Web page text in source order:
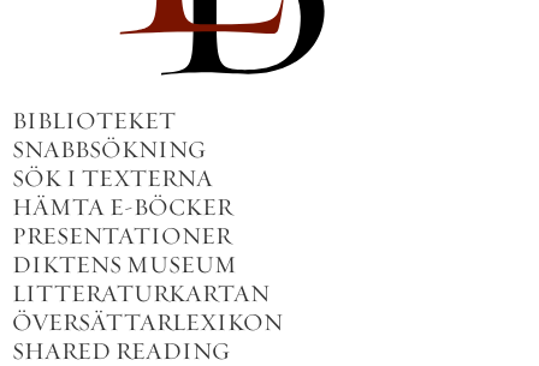
BIBLIOTEKET
SNABBSÖKNING
SÖK I TEXTERNA
HÄMTA E-BÖCKER
PRESENTATIONER
DIKTENS MUSEUM
LITTERATURKARTAN
ÖVERSÄTTARLEXIKON
SHARED READING